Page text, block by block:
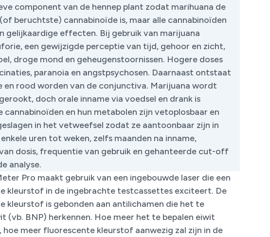
component van de hennep plant zodat marihuana de
beruchtste) cannabinoïde is, maar alle cannabinoïden
gelijkaardige effecten. Bij gebruik van marijuana
een gewijzigde perceptie van tijd, gehoor en zicht,
droge mond en geheugenstoornissen. Hogere doses
paranoia en angstpsychosen. Daarnaast ontstaat
en rood worden van de conjunctiva. Marijuana wordt
doch orale inname via voedsel en drank is
cannabinoïden en hun metabolen zijn vetoplosbaar en
in het vetweefsel zodat ze aantoonbaar zijn in
uren tot weken, zelfs maanden na inname,
dosis, frequentie van gebruik en gehanteerde cut-off
analyse.
Pro maakt gebruik van een ingebouwde laser die een
kleurstof in de ingebrachte testcassettes exciteert. De
kleurstof is gebonden aan antilichamen die het te
(vb. BNP) herkennen. Hoe meer het te bepalen eiwit
hoe meer fluorescente kleurstof aanwezig zal zijn in de